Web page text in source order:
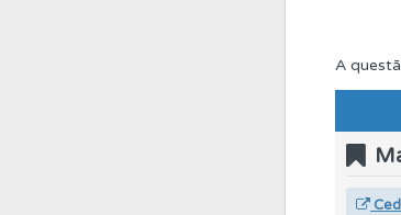
Testes
A